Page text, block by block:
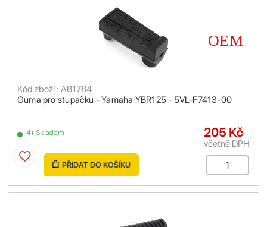
Guma pro stupačku - Yamaha YBR125 - 5VL-F7413-00
Kód zboží : AB1784
4+ Skladem 205 Kč
včetně DPH
PŘIDAT DO KOŠÍKU